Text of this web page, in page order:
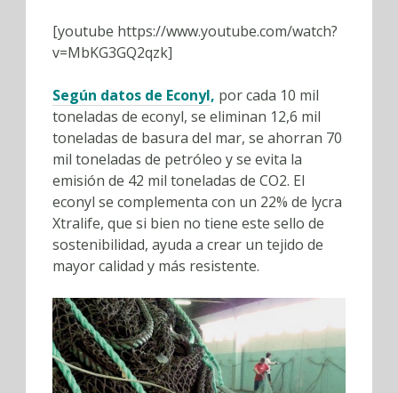
[youtube https://www.youtube.com/watch?
v=MbKG3GQ2qzk]
Según datos de Econyl, por cada 10 mil
toneladas de econyl, se eliminan 12,6 mil
toneladas de basura del mar, se ahorran 70
mil toneladas de petróleo y se evita la
emisión de 42 mil toneladas de CO2. El
econyl se complementa con un 22% de lycra
Xtralife, que si bien no tiene este sello de
sostenibilidad, ayuda a crear un tejido de
mayor calidad y más resistente.